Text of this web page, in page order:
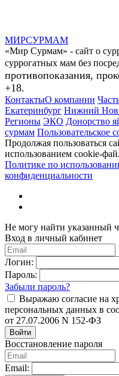
МИРСУРМАМ
«Мир Сурмам» - сайт о
суррогатных мам без
противопоказания,
+18.
КонтактыО компании
Екатеринбург Нижний
Регионы ЭКО Донорство
сурмам Пользовательское
Продолжая пользоваться
использованием cookie-
Политике по
конфиденциальности
Не могу найти указанный
Вход в личный кабинет
Логин:
Пароль:
Забыли пароль?
Выражаю согласие на
персональных данных в
от 27.07.2006 N 152-ФЗ
Войти
Восстановление пароля
Email: